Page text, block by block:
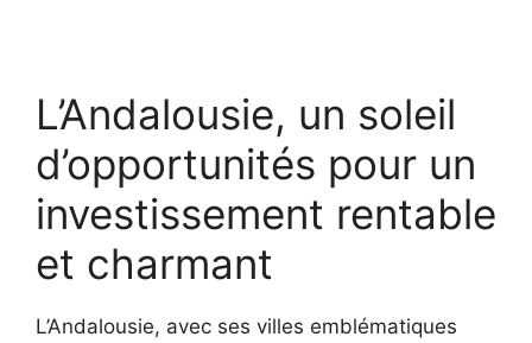
L’Andalousie, un soleil
d’opportunités pour un
investissement rentable
et charmant
L’Andalousie, avec ses villes emblématiques